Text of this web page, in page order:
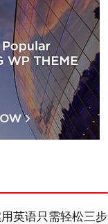
英语只需轻松三步